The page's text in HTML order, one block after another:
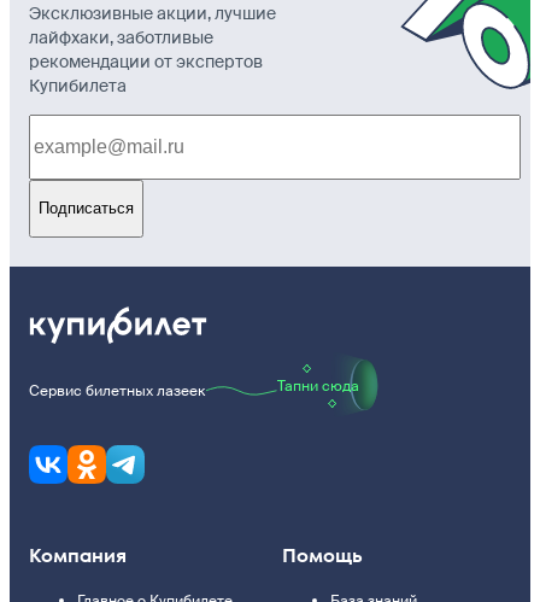
Эксклюзивные акции, лучшие
лайфхаки, заботливые
рекомендации от экспертов
Купибилета
Подписаться
Сервис билетных лазеек Тапни сюда
Компания Помощь